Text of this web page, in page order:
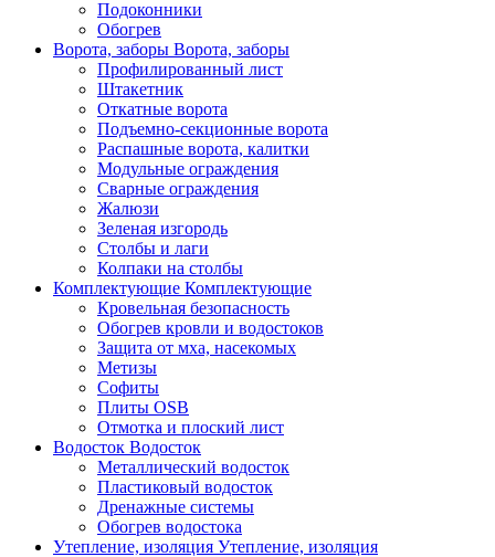
Подоконники
Обогрев
Ворота, заборы Ворота, заборы
Профилированный лист
Штакетник
Откатные ворота
Подъемно-секционные ворота
Распашные ворота, калитки
Модульные ограждения
Сварные ограждения
Жалюзи
Зеленая изгородь
Столбы и лаги
Колпаки на столбы
Комплектующие Комплектующие
Кровельная безопасность
Обогрев кровли и водостоков
Защита от мха, насекомых
Метизы
Софиты
Плиты OSB
Отмотка и плоский лист
Водосток Водосток
Металлический водосток
Пластиковый водосток
Дренажные системы
Обогрев водостока
Утепление, изоляция Утепление, изоляция